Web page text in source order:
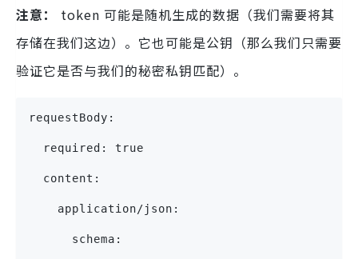
注意：
token 可能是随机生成的数据（我们需要将其
存储在我们这边）。它也可能是公钥（那么我们只需要
验证它是否与我们的秘密私钥匹配）。
requestBody:
  required: true
  content:
    application/json:
      schema: